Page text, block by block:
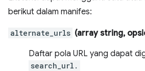
berikut dalam manifes:
alternate_urls (array string,
Daftar pola URL yang dapat
search_url.